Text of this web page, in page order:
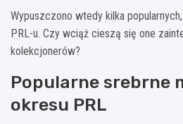
Wypuszczono wtedy kilka
PRL-u. Czy wciąż cieszą się one
kolekcjonerów?
Popularne srebrne
okresu PRL